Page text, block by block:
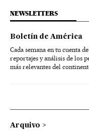
NEWSLETTERS
Boletín de América
Cada semana en tu cuenta
reportajes y análisis de los
más relevantes del
Arquivo